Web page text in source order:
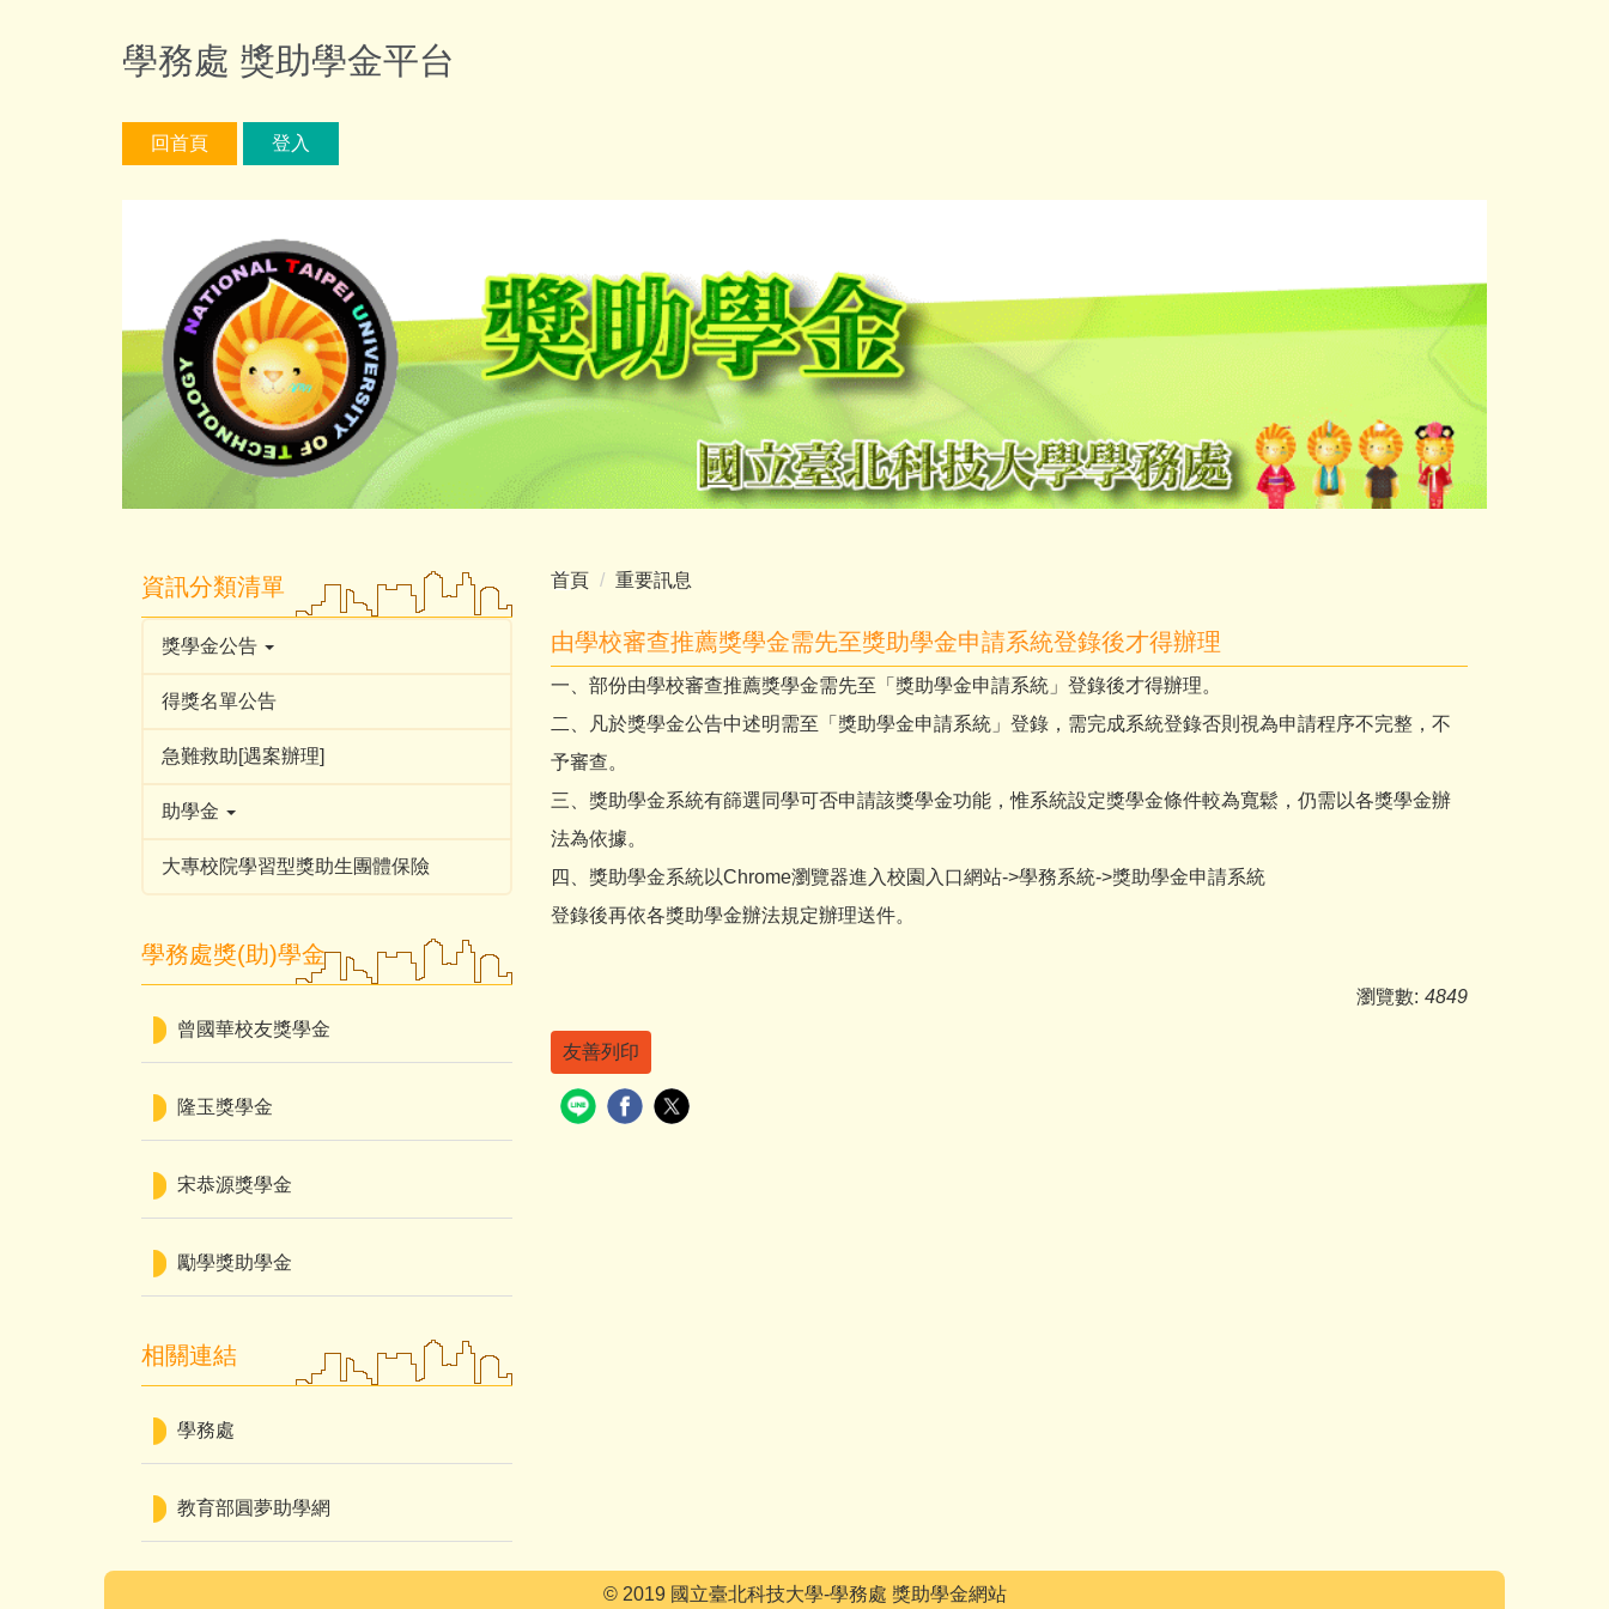
學務處 獎助學金平台
回首頁 登入
資訊分類清單
獎學金公告
得獎名單公告
急難救助[遇案辦理]
助學金
大專校院學習型獎助生團體保險
學務處獎(助)學金
曾國華校友獎學金
隆玉獎學金
宋恭源獎學金
勵學獎助學金
相關連結
學務處
教育部圓夢助學網
首頁 重要訊息
由學校審查推薦獎學金需先至獎助學金申請系統登錄後才得辦理
一、部份由學校審查推薦獎學金需先至「獎助學金申請系統」登錄後才得辦理。
二、凡於獎學金公告中述明需至「獎助學金申請系統」登錄，需完成系統登錄否則視為申請程序不完整，不
予審查。
三、獎助學金系統有篩選同學可否申請該獎學金功能，惟系統設定獎學金條件較為寬鬆，仍需以各獎學金辦
法為依據。
四、獎助學金系統以Chrome瀏覽器進入校園入口網站->學務系統->獎助學金申請系統
登錄後再依各獎助學金辦法規定辦理送件。
瀏覽數: 4849
友善列印
© 2019 國立臺北科技大學-學務處 獎助學金網站